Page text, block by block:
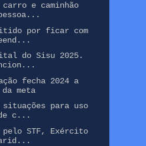
e caminhão
por ficar com
do Sisu 2025.
fecha 2024 a
meta
situações para uso
c...
pelo STF, Exército